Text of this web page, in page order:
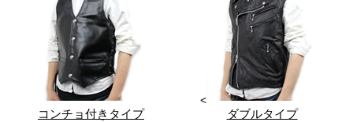
コンチョ付きタイプ
<
ダブルタイプ